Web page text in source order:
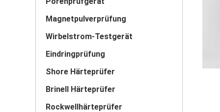
Magnetpulverprüfung
Wirbelstrom-Testgerät
Eindringprüfung
Shore Härteprüfer
Brinell Härteprüfer
Rockwellhärteprüfer